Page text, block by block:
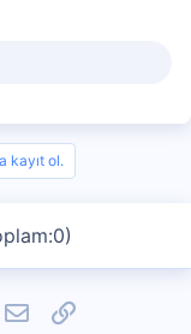
kayıt ol.
E-postaLink